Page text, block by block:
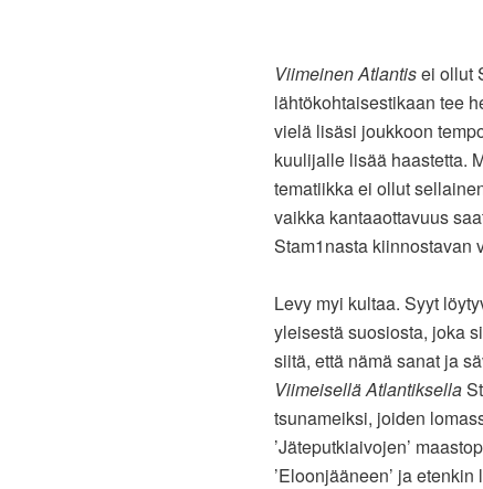
Viimeinen Atlantisei ollut
lähtökohtaisestikaan tee
vielä lisäsi joukkoon
kuulijalle lisää haastetta.
tematiikka ei ollut
vaikka kantaaottavuus
Stam1nasta kiinnostavan
Levy myi kultaa. Syyt
yleisestä suosiosta, joka
siitä, että nämä sanat ja
Viimeisellä Atlantiksella
tsunameiksi, joiden
’Jäteputkiaivojen’
’Eloonjääneen’ ja